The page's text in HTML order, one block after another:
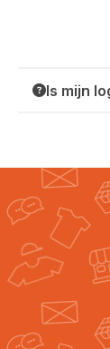
Is mijn